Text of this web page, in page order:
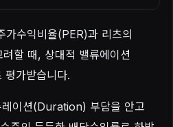
수익비율(PER)과 리츠의
할 때, 상대적 밸류에이션
평가받습니다.
레이션(Duration) 부담을 안고